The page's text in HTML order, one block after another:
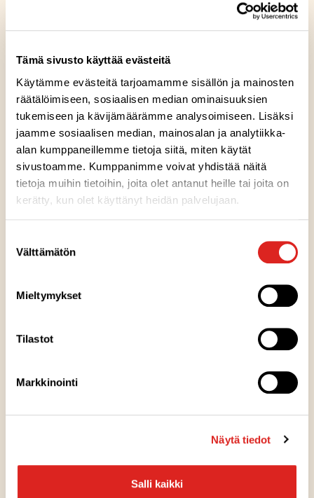
Tämä sivusto käyttää evästeitä
Käytämme evästeitä tarjoamamme sisällön ja mainosten
räätälöimiseen, sosiaalisen median ominaisuuksien
tukemiseen ja kävijämäärämme analysoimiseen. Lisäksi
jaamme sosiaalisen median, mainosalan ja analytiikka-
alan kumppaneillemme tietoja siitä, miten käytät
sivustoamme. Kumppanimme voivat yhdistää näitä
tietoja muihin tietoihin, joita olet antanut heille tai joita on
kerätty, kun olet käyttänyt heidän palvelujaan.
valinta
Välttämätön
Mieltymykset
Tilastot
Markkinointi
Näytä tiedot
Salli kaikki
Kuumennusohje
Säilytysohje
Valmistuspaikka
Pakkausinfo
8616
6412000086160
Kespro 22123028
2 kg
Pakkaus